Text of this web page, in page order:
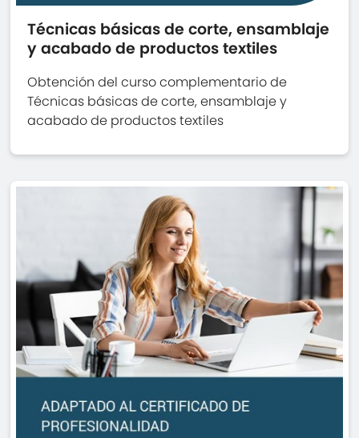
Técnicas básicas de corte, ensamblaje
y acabado de productos textiles
Obtención del curso complementario de
Técnicas básicas de corte, ensamblaje y
acabado de productos textiles